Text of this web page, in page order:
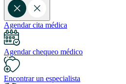
Agendar cita médica
Agendar chequeo médico
Encontrar un especialista